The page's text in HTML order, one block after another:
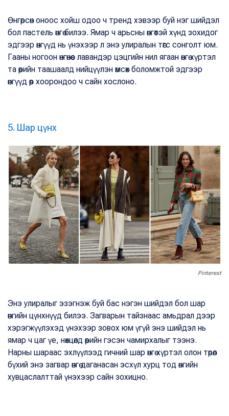
Өнгөрсөн оноос хойш одоо ч тренд хэвээр буй нэг шийдэл
бол пастель өнгө билээ. Ямар ч арьсны өнгөтэй хүнд зохидог
эдгээр өнгүүд нь үнэхээр л энэ улиралын төгс сонголт юм.
Гааны ногоон өнгөнөөс лавандэр цэцгийн нил ягаан өнгө хүртэл
та өөрийн таашаалд нийцүүлэн өмсөх боломжтой эдгээр
өнгүүд өөр хоорондоо ч сайн хослоно.
5. Шар цүнх
Pinterest
Энэ улиралыг эзэгнэж буй бас нэгэн шийдэл бол шар
өнгийн цүнхнүүд билээ. Загварын тайзнаас амьдрал дээр
хэрэгжүүлэхэд үнэхээр зовох юм үгүй энэ шийдэл нь
ямар ч цаг үе, нөхцөлд өөрийн гэсэн чамирхалыг тээнэ.
Нарны шараас эхлүүлээд гичний шар өнгө хүртэл олон төрөл
бүхий энэ загвар өнгө даганасан эсхүл хурц тод өнгийн
хувцаслалттай үнэхээр сайн зохицно.